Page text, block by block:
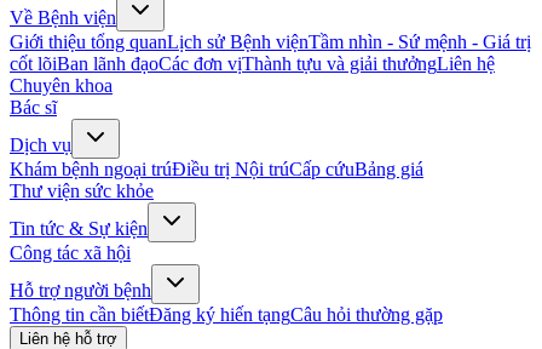
Về Bệnh viện
Giới thiệu tổng quanLịch sử Bệnh việnTầm nhìn - Sứ mệnh - Giá trị
cốt lõiBan lãnh đạoCác đơn vịThành tựu và giải thưởngLiên hệ
Chuyên khoa
Bác sĩ
Dịch vụ
Khám bệnh ngoại trúĐiều trị Nội trúCấp cứuBảng giá
Thư viện sức khỏe
Tin tức & Sự kiện
Công tác xã hội
Hỗ trợ người bệnh
Thông tin cần biếtĐăng ký hiến tạngCâu hỏi thường gặp
Liên hệ hỗ trợ